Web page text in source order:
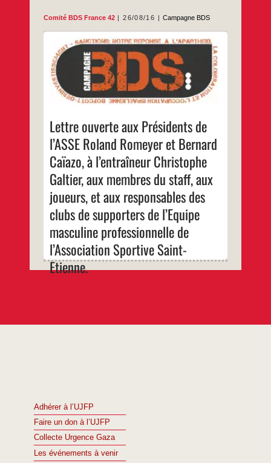
Comité BDS France 42 26/08/16 Campagne BDS
Lettre ouverte aux Présidents de
l’ASSE Roland Romeyer et Bernard
Caïazo, à l’entraîneur Christophe
Galtier, aux membres du staff, aux
joueurs, et aux responsables des
clubs de supporters de l’Equipe
masculine professionnelle de
l’Association Sportive Saint-
Etienne.
Le tirage au sort a désigné votre adversaire
pour le premier tour de l’UEFA Europa
League : l’équipe israélienne Beitar
Jérusalem. Vous avez rencontré ce club
israélien le mercredi 17 août 2016 à
l’extérieur, en Israël. A l’heure où vous vous
préparez à le recevoir pour le match retour,
qui contredisent les valeurs sportives et
antiracistes que vous et le sport êtes
supposés défendre.
Adhérer à l’UJFP
Faire un don à l’UJFP
Collecte Urgence Gaza
Les événements à venir